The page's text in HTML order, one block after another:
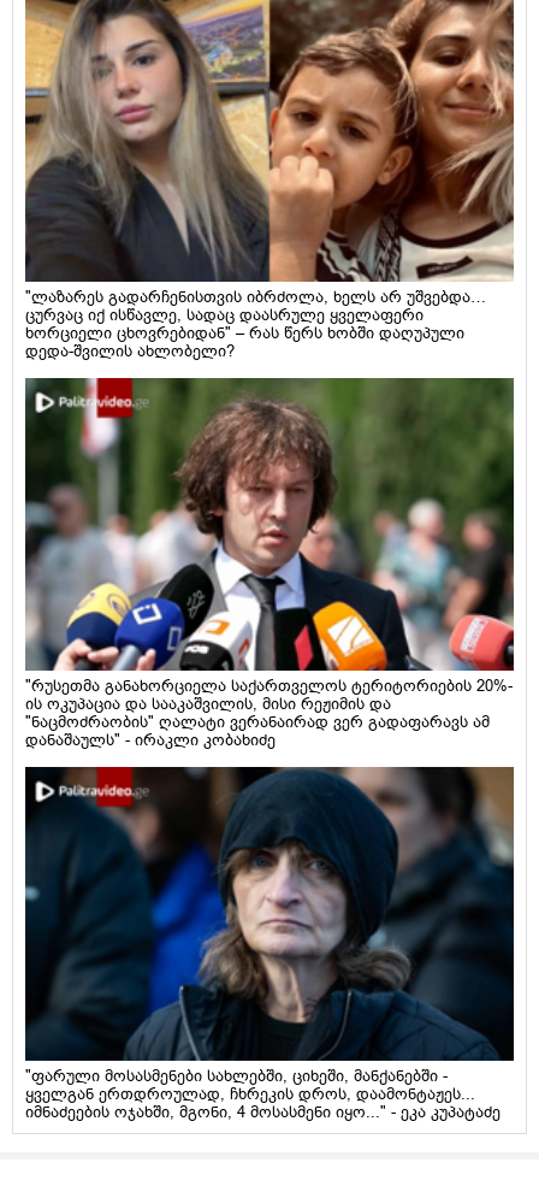
"ლაზარეს გადარჩენისთვის იბრძოლა, ხელს არ უშვებდა…
ცურვაც იქ ისწავლე, სადაც დაასრულე ყველაფერი
ხორციელი ცხოვრებიდან" – რას წერს ხობში დაღუპული
დედა-შვილის ახლობელი?
"რუსეთმა განახორციელა საქართველოს ტერიტორიების 20%-
ის ოკუპაცია და სააკაშვილის, მისი რეჟიმის და
"ნაცმოძრაობის" ღალატი ვერანაირად ვერ გადაფარავს ამ
დანაშაულს" - ირაკლი კობახიძე
"ფარული მოსასმენები სახლებში, ციხეში, მანქანებში -
ყველგან ერთდროულად, ჩხრეკის დროს, დაამონტაჟეს...
იმნაძეების ოჯახში, მგონი, 4 მოსასმენი იყო..." - ეკა კუპატაძე